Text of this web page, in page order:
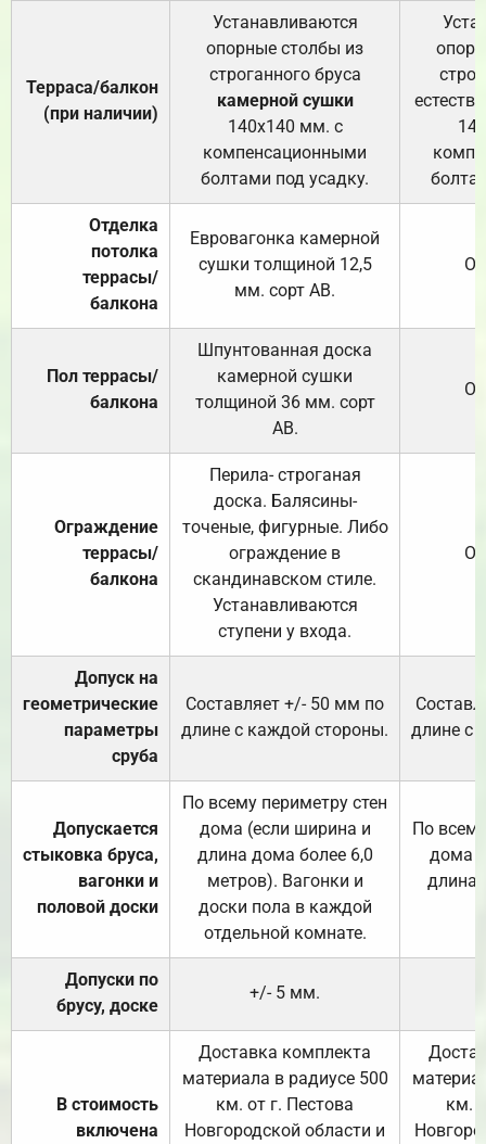
Терраса/балкон
(при наличии)
Устанавливаются
опорные столбы из
строганного бруса
камерной сушки
140х140 мм. с
компенсационными
болтами под усадку.
Отделка
потолка
террасы/
балкона
Евровагонка камерной
сушки толщиной 12,5
мм. сорт АВ.
Пол террасы/
балкона
Шпунтованная доска
камерной сушки
толщиной 36 мм. сорт
АВ.
Ограждение
террасы/
балкона
Перила- строганая
доска. Балясины-
точеные, фигурные. Либо
ограждение в
скандинавском стиле.
Устанавливаются
ступени у входа.
Допуск на
геометрические
параметры
сруба
Составляет +/- 50 мм по
длине с каждой стороны.
длине с
Допускается
стыковка бруса,
вагонки и
половой доски
По всему периметру стен
дома (если ширина и
длина дома более 6,0
метров). Вагонки и
доски пола в каждой
отдельной комнате.
По
дома
длина
Допуски по
брусу, доске
+/- 5 мм.
В стоимость
включена
Доставка комплекта
материала в радиусе 500
км. от г. Пестова
Новгородской области и
км.